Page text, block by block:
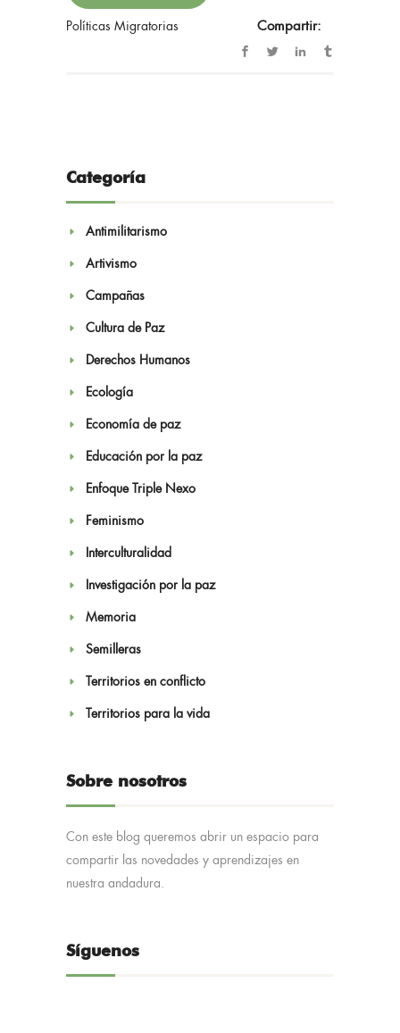
Políticas Migratorias Compartir:
Categoría
Antimilitarismo
Artivismo
Campañas
Cultura de Paz
Derechos Humanos
Ecología
Economía de paz
Educación por la paz
Enfoque Triple Nexo
Feminismo
Interculturalidad
Investigación por la paz
Memoria
Semilleras
Territorios en conflicto
Territorios para la vida
Sobre nosotros
Con este blog queremos abrir un espacio para
compartir las novedades y aprendizajes en
nuestra andadura.
Síguenos